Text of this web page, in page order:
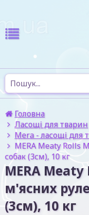
Головна
Ласощі для тварин
Mera - ласощі для
MERA Meaty Rolls
собак (3см), 10 кг
MERA Meaty
м'ясних
(3см), 10 кг